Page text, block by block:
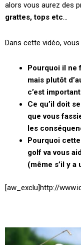
alors vous aurez des
grattes, tops etc…
Dans cette vidéo,
Pourquoi il ne
mais plutôt
c’est
Ce qu’il doit
que vous
les
Pourquoi
golf va vous
(même s’il y
[aw_exclu]http://